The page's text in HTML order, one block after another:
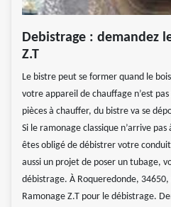
Debistrage : demandez
Z.T
Le bistre peut se former quand le
votre appareil de chauffage n’est
pièces à chauffer, du bistre va se
Si le ramonage classique n’arrive
êtes obligé de débistrer votre
aussi un projet de poser un tubage,
débistrage. À Roqueredonde,
Ramonage Z.T pour le débistrage.